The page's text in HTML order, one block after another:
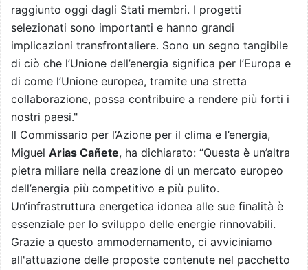
raggiunto oggi dagli Stati membri. I progetti
selezionati sono importanti e hanno grandi
implicazioni transfrontaliere. Sono un segno tangibile
di ciò che l’Unione dell’energia significa per l’Europa e
di come l’Unione europea, tramite una stretta
collaborazione, possa contribuire a rendere più forti i
nostri paesi."
Il Commissario per l’Azione per il clima e l’energia,
Miguel Arias Cañete, ha dichiarato: “Questa è un’altra
pietra miliare nella creazione di un mercato europeo
dell’energia più competitivo e più pulito.
Un’infrastruttura energetica idonea alle sue finalità è
essenziale per lo sviluppo delle energie rinnovabili.
Grazie a questo ammodernamento, ci avviciniamo
all'attuazione delle proposte contenute nel pacchetto